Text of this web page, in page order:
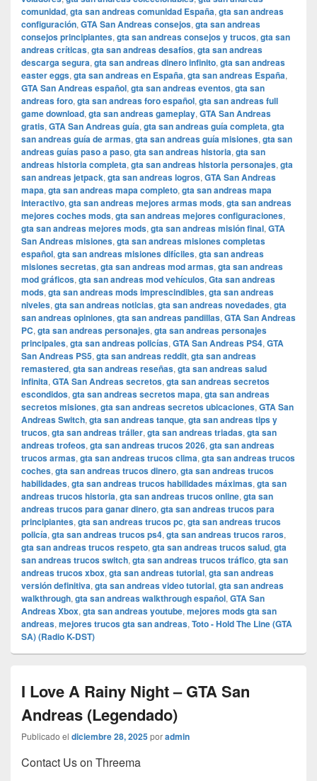
comunidad, gta san andreas comunidad España, gta san andreas
configuración, GTA San Andreas consejos, gta san andreas
consejos principiantes, gta san andreas consejos y trucos, gta san
andreas críticas, gta san andreas desafíos, gta san andreas
descarga segura, gta san andreas dinero infinito, gta san andreas
easter eggs, gta san andreas en España, gta san andreas España,
GTA San Andreas español, gta san andreas eventos, gta san
andreas foro, gta san andreas foro español, gta san andreas full
game download, gta san andreas gameplay, GTA San Andreas
gratis, GTA San Andreas guía, gta san andreas guía completa, gta
san andreas guía de armas, gta san andreas guía misiones, gta san
andreas guías paso a paso, gta san andreas historia, gta san
andreas historia completa, gta san andreas historia personajes, gta
san andreas jetpack, gta san andreas logros, GTA San Andreas
mapa, gta san andreas mapa completo, gta san andreas mapa
interactivo, gta san andreas mejores armas mods, gta san andreas
mejores coches mods, gta san andreas mejores configuraciones,
gta san andreas mejores mods, gta san andreas misión final, GTA
San Andreas misiones, gta san andreas misiones completas
español, gta san andreas misiones difíciles, gta san andreas
misiones secretas, gta san andreas mod armas, gta san andreas
mod gráficos, gta san andreas mod vehículos, Gta san andreas
mods, gta san andreas mods imprescindibles, gta san andreas
niveles, gta san andreas noticias, gta san andreas novedades, gta
san andreas opiniones, gta san andreas pandillas, GTA San Andreas
PC, gta san andreas personajes, gta san andreas personajes
principales, gta san andreas policías, GTA San Andreas PS4, GTA
San Andreas PS5, gta san andreas reddit, gta san andreas
remastered, gta san andreas reseñas, gta san andreas salud
infinita, GTA San Andreas secretos, gta san andreas secretos
escondidos, gta san andreas secretos mapa, gta san andreas
secretos misiones, gta san andreas secretos ubicaciones, GTA San
Andreas Switch, gta san andreas tanque, gta san andreas tips y
trucos, gta san andreas tráiler, gta san andreas triadas, gta san
andreas trofeos, gta san andreas trucos 2026, gta san andreas
trucos armas, gta san andreas trucos clima, gta san andreas trucos
coches, gta san andreas trucos dinero, gta san andreas trucos
habilidades, gta san andreas trucos habilidades máximas, gta san
andreas trucos historia, gta san andreas trucos online, gta san
andreas trucos para ganar dinero, gta san andreas trucos para
principiantes, gta san andreas trucos pc, gta san andreas trucos
policía, gta san andreas trucos ps4, gta san andreas trucos raros,
gta san andreas trucos respeto, gta san andreas trucos salud, gta
san andreas trucos switch, gta san andreas trucos tráfico, gta san
andreas trucos xbox, gta san andreas tutorial, gta san andreas
versión definitiva, gta san andreas video tutorial, gta san andreas
walkthrough, gta san andreas walkthrough español, GTA San
Andreas Xbox, gta san andreas youtube, mejores mods gta san
andreas, mejores trucos gta san andreas, Toto - Hold The Line (GTA
SA) (Radio K-DST)
I Love A Rainy Night – GTA San
Andreas (Legendado)
Publicado el diciembre 28, 2025poradmin
Contact Us on Threema